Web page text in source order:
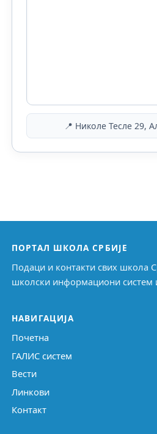
📍 Николе Тесле 29,
ПОРТАЛ ШКОЛА СРБИЈЕ
Подаци и контакти свих школа
школски информациони систем
НАВИГАЦИЈА
Почетна
ГАЛИС систем
Вести
Линкови
Контакт